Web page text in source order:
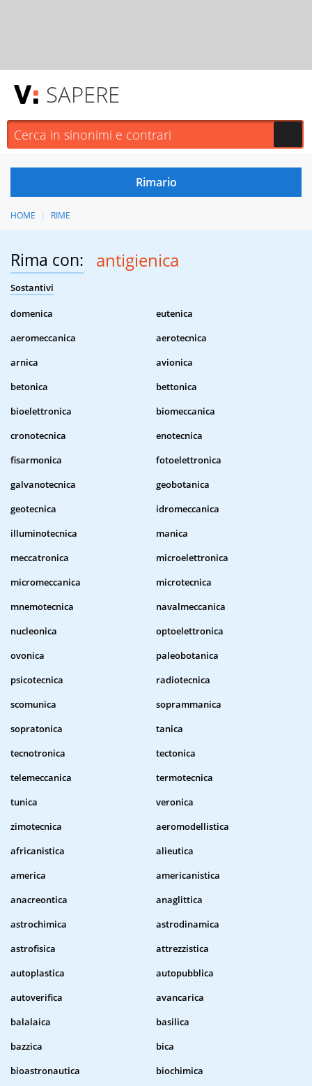
SAPERE
HOME RIME
Rima con: antigienica
Sostantivi
domenica
eutenica
aeromeccanica
aerotecnica
arnica
avionica
betonica
bettonica
bioelettronica
biomeccanica
cronotecnica
enotecnica
fisarmonica
fotoelettronica
galvanotecnica
geobotanica
geotecnica
idromeccanica
illuminotecnica
manica
meccatronica
microelettronica
micromeccanica
microtecnica
mnemotecnica
navalmeccanica
nucleonica
optoelettronica
ovonica
paleobotanica
psicotecnica
radiotecnica
scomunica
soprammanica
sopratonica
tanica
tecnotronica
tectonica
telemeccanica
termotecnica
tunica
veronica
zimotecnica
aeromodellistica
africanistica
alieutica
america
americanistica
anacreontica
anaglittica
astrochimica
astrodinamica
astrofisica
attrezzistica
autoplastica
autopubblica
autoverifica
avancarica
balalaica
basilica
bazzica
bica
bioastronautica
biochimica